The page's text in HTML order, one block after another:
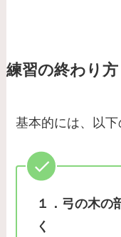
練習の終わり方
基本的には、以下
１．弓の木の
く